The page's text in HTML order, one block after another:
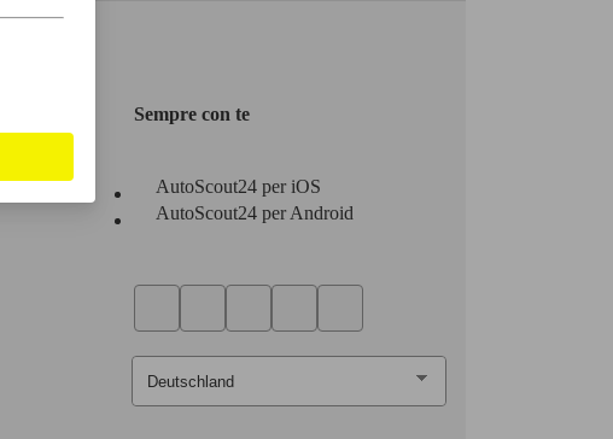
Sempre con te
AutoScout24 per iOS
AutoScout24 per Android